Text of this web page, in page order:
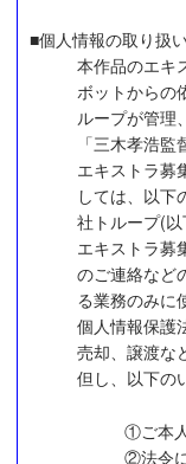
■個人情報の取り扱
本作品のエキ
ボットからの
ループが管理
「三木孝浩
エキストラ募
しては、以下
社トループ(以
エキストラ募
のご連絡など
る業務のみに
個人情報保護
売却、譲渡な
但し、以下の
①ご本
②法令